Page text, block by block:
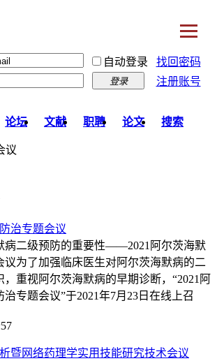
自动登录
找回密码
登录 注册账号
论坛 文献 职聘 论文 搜索
议
治专题会议
病二级预防的重要性——2021阿尔茨海默
议为了加强临床医生对阿尔茨海默病的二
，重视阿尔茨海默病的早期诊断，“2021阿
专题会议”于2021年7月23日在线上召
暨网络药理学实用技能研究技术会议